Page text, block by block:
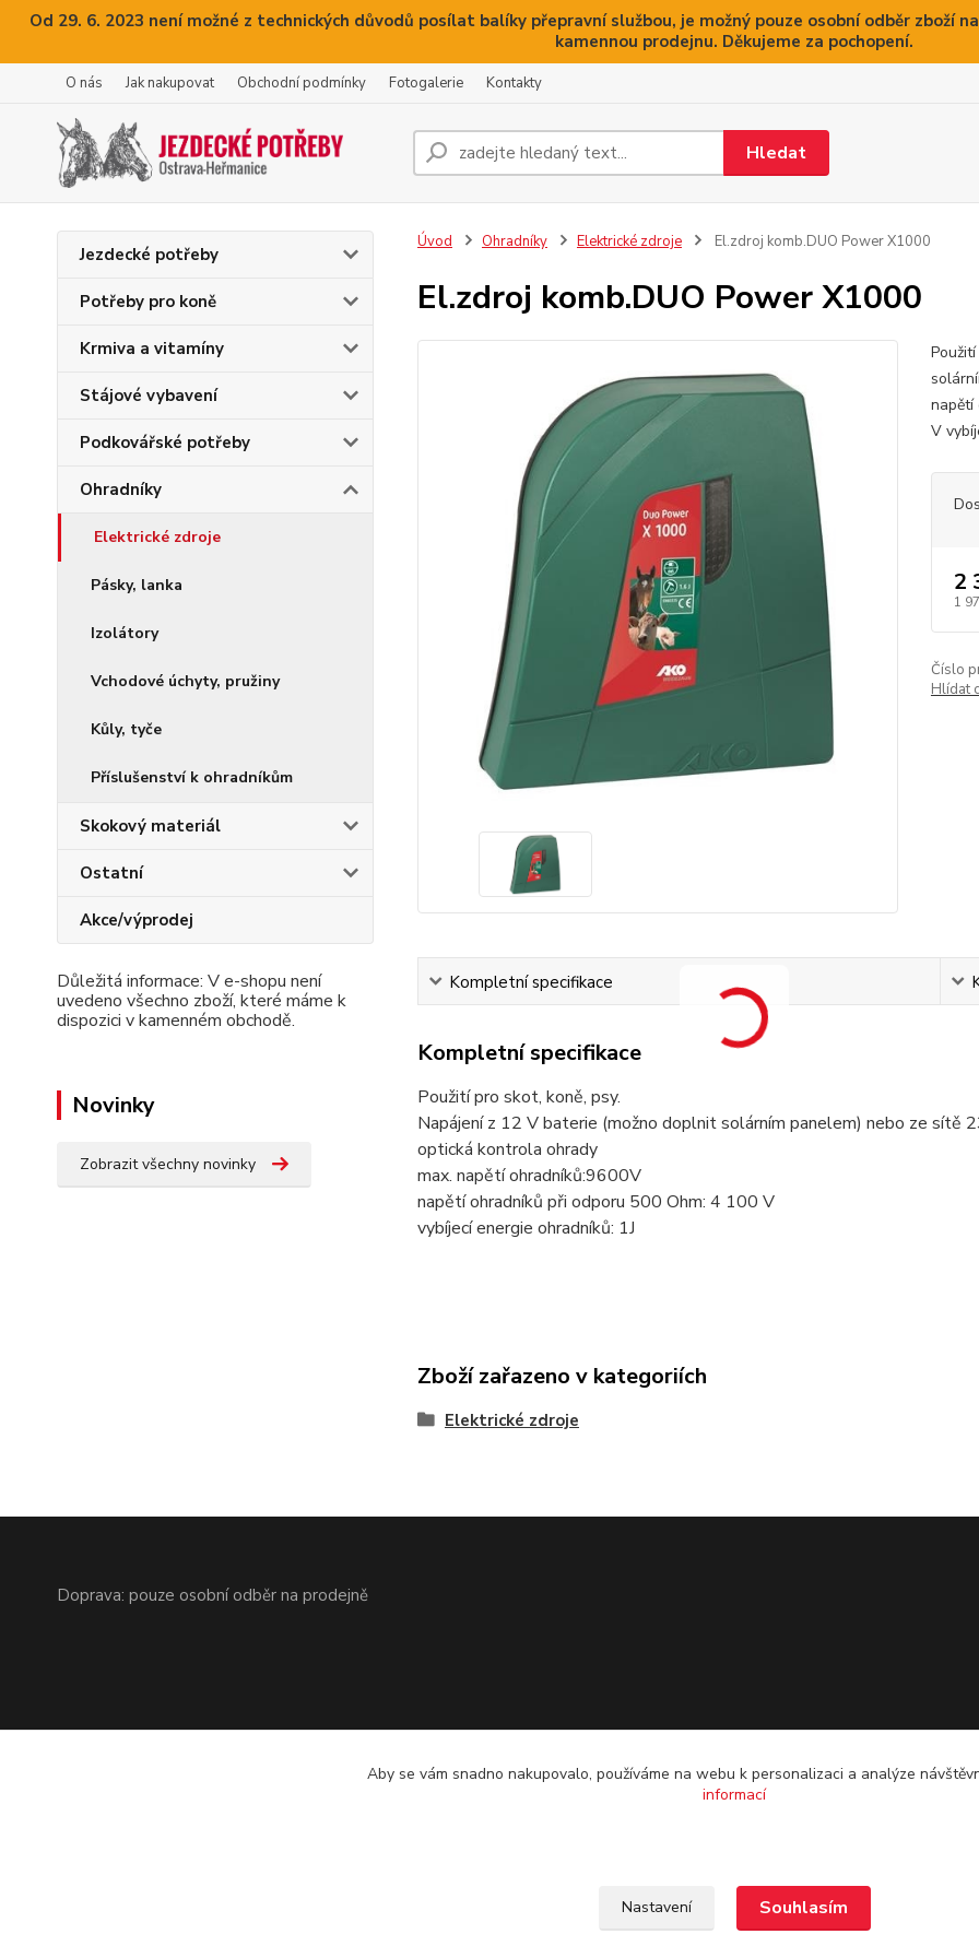
Od 29. 6. 2023 není možné z technických důvodů posílat balíky přepravní službou, je možný pouze osobní odběr zboží
kamennou prodejnu. Děkujeme za pochopení.
O nás Jak nakupovat Obchodní podmínky Fotogalerie Kontakty
Hledat
Jezdecké potřeby
Potřeby pro koně
Krmiva a vitamíny
Stájové vybavení
Podkovářské potřeby
Ohradníky
Elektrické zdroje
Pásky, lanka
Izolátory
Vchodové úchyty, pružiny
Kůly, tyče
Příslušenství k ohradníkům
Skokový materiál
Ostatní
Akce/výprodej
Důležitá informace: V e-shopu není
uvedeno všechno zboží, které máme k
dispozici v kamenném obchodě.
Novinky
Zobrazit všechny novinky
Úvod Ohradníky Elektrické zdroje El.zdroj komb.DUO Power X1000
El.zdroj komb.DUO Power X1000
napětí
V
2
1
Číslo
Hlídat
Kompletní specifikace
Kompletní specifikace
Použití pro skot, koně, psy.
Napájení z 12 V baterie (možno doplnit solárním panelem) nebo ze sítě
optická kontrola ohrady
max. napětí ohradníků:9600V
napětí ohradníků při odporu 500 Ohm: 4 100 V
vybíjecí energie ohradníků: 1J
Zboží zařazeno v kategoriích
Elektrické zdroje
Doprava: pouze osobní odběr na prodejně
Aby se vám snadno nakupovalo, používáme na webu k personalizaci a analýze
informací
Nastavení Souhlasím